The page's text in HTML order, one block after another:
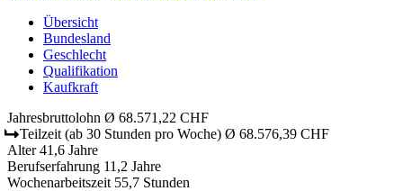
Übersicht
Bundesland
Geschlecht
Qualifikation
Kaufkraft
Jahresbruttolohn Ø 68.571,22 CHF
Teilzeit (ab 30 Stunden pro Woche) Ø 68.576,39 CHF
Alter 41,6 Jahre
Berufserfahrung 11,2 Jahre
Wochenarbeitszeit 55,7 Stunden